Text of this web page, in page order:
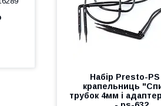
Набір Presto-PS
крапельниць
трубок 4мм і